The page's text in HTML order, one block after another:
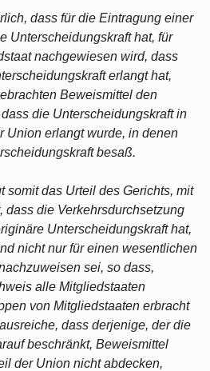
dass für die Eintragung einer
Unterscheidungskraft hat, für
nachgewiesen wird, dass
erlangt hat,
Beweismittel den
die Unterscheidungskraft in
Union erlangt wurde, in denen
besaß.
somit das Urteil des Gerichts, mit
dass die Verkehrsdurchsetzung
Unterscheidungskraft hat,
nicht nur für einen wesentlichen
sei, so dass,
alle Mitgliedstaaten
von Mitgliedstaaten erbracht
dass derjenige, der die
beschränkt, Beweismittel
der Union nicht abdecken,